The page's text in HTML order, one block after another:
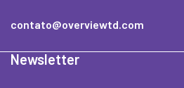
contato@overviewtd.com
Newsletter